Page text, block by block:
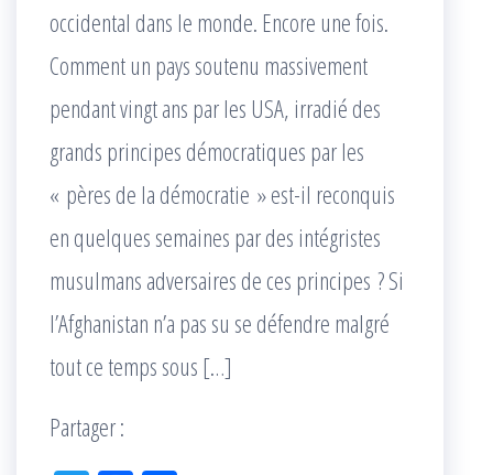
occidental dans le monde. Encore une fois.
Comment un pays soutenu massivement
pendant vingt ans par les USA, irradié des
grands principes démocratiques par les
« pères de la démocratie » est-il reconquis
en quelques semaines par des intégristes
musulmans adversaires de ces principes ? Si
l’Afghanistan n’a pas su se défendre malgré
tout ce temps sous […]
Partager :